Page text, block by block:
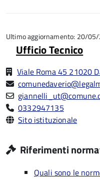
5
Ultimo aggiornamento: 20/
Ufficio Tecnico
Viale Roma 45 21020
0332947135
Sito istituzionale
Riferimenti
Quali sono le